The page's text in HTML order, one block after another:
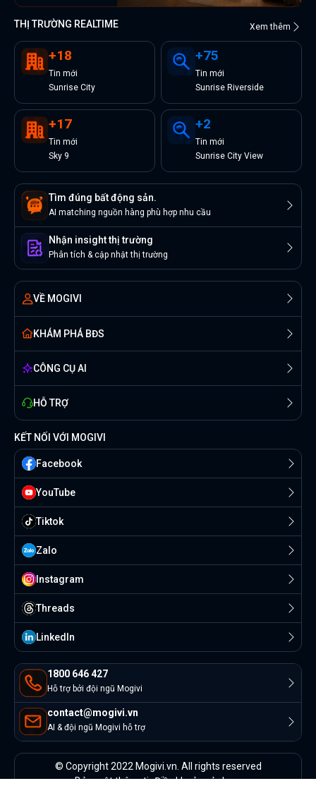
THỊ TRƯỜNG REALTIME Xem thêm
+18
Tin mới
Sunrise City
+75
Tin mới
Sunrise Riverside
+17
Tin mới
Sky 9
+2
Tin mới
Sunrise City View
Tìm đúng bất động sản.
AI matching nguồn hàng phù hợp nhu cầu
Nhận insight thị trường
Phân tích & cập nhật thị trường
VỀ MOGIVI
KHÁM PHÁ BĐS
CÔNG CỤ AI
HỖ TRỢ
1800 646 427
Hỗ trợ bởi đội ngũ Mogivi
contact@mogivi.vn
AI & đội ngũ Mogivi hỗ trợ
KẾT NỐI VỚI MOGIVI
Facebook
YouTube
Tiktok
Zalo
Instagram
Threads
Linkedln
© Copyright 2022 Mogivi.vn. All rights reserved
Bảo mật thông tinĐiều khoản sử dụng